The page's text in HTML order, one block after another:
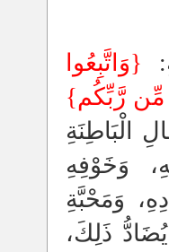
{وَاتَّبِعُوا
مِّن رَّبِّكُم}
الْبَاطِنَةِ
وَخَوْفِهِ
وَمَحْبَّةِ
ذَلِكَ،